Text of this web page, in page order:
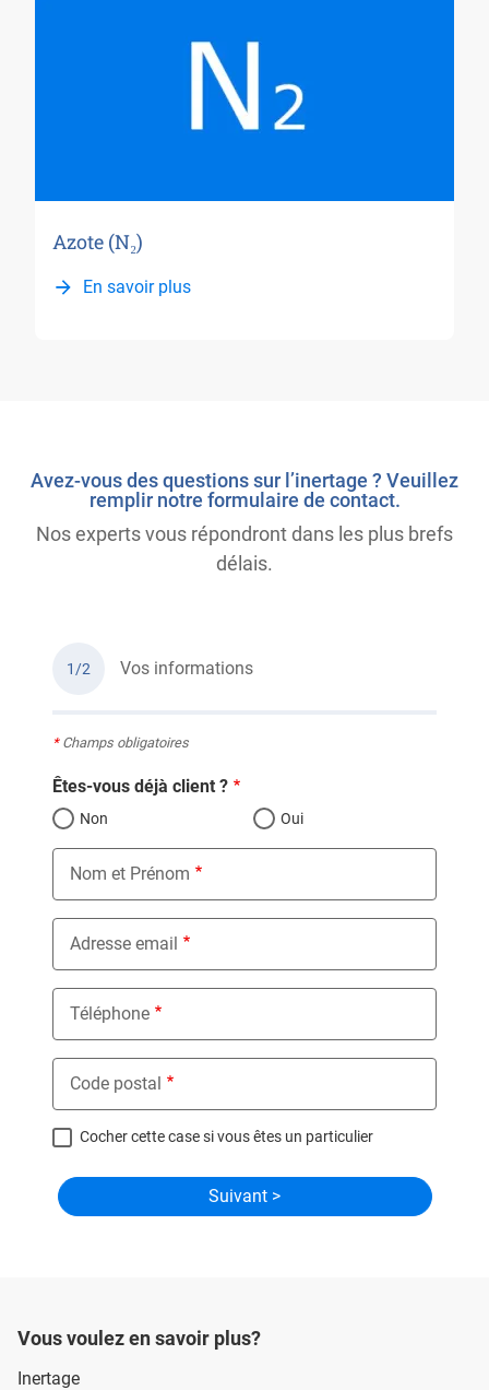
Azote (N₂)
En savoir plus
Avez-vous des questions sur l’inertage ? Veuillez
remplir notre formulaire de contact.
Nos experts vous répondront dans les plus brefs
délais.
1/2 Vos informations
*Champs obligatoires
Êtes-vous déjà client ?
Non Oui
Nom et Prénom
Adresse email
Téléphone
Code postal
Cocher cette case si vous êtes un particulier
Vous voulez en savoir plus?
Inertage